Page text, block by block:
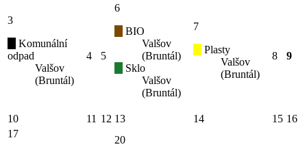
3
Komunální
odpad
Valšov
(Bruntál)
4 5
6
BIO
Valšov
(Bruntál)
Sklo
Valšov
(Bruntál)
7
Plasty
Valšov
(Bruntál)
8 9
10 11 12 13 14 15 16
17
20